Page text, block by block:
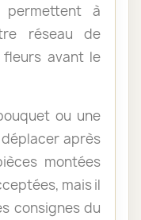
permettent à
réseau de
avant le
ou une
après
montées
mais il
consignes du